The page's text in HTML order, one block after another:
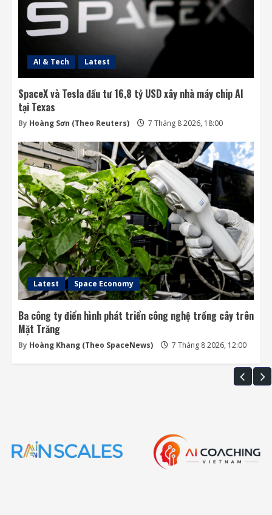
AI & Tech Latest
SpaceX và Tesla đầu tư 16,8 tỷ USD xây nhà máy chip AI
tại Texas
By Hoàng Sơn (Theo Reuters) 7 Tháng 8 2026, 18:00
Latest Space Economy
Ba công ty điển hình phát triển công nghệ trồng cây trên
Mặt Trăng
By Hoàng Khang (Theo SpaceNews) 7 Tháng 8 2026, 12:00